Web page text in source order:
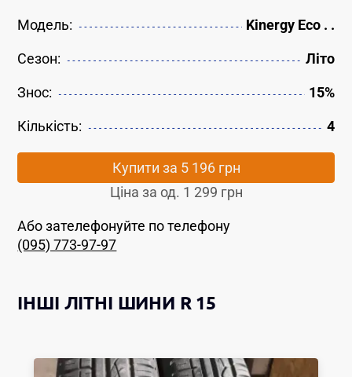
Модель: Kinergy Eco . .
Сезон: Літо
Знос: 15%
Кількість: 4
Купити за 5 196 грн
Ціна за од. 1 299 грн
Або зателефонуйте по телефону
(095) 773-97-97
ІНШІ ЛІТНІ ШИНИ R 15